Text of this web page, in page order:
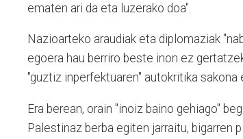
ematen ari da eta luzerako doa".
Nazioarteko araudiak eta diplomaziak
egoera hau berriro beste inon ez
"guztiz inperfektuaren" autokritika sakona
Era berean, orain "inoiz baino gehiago"
Palestinaz berba egiten jarraitu, bigarren